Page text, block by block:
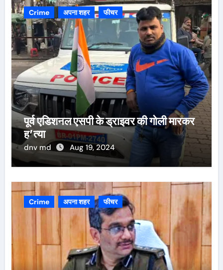
Crime अपना शहर फीचर
पूर्व एडिशनल एसपी के ड्राइवर की गोली मारकर
ह’त्या
dnv md Aug 19, 2024
Crime अपना शहर फीचर